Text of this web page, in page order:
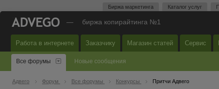
Биржа маркетинга Каталог услуг
— биржа копирайтинга №1
Работа в интернете Заказчику Магазин статей Сервис
Все форумы Новые сообщения
Адвего Форум Все форумы Конкурсы Притчи Адвего